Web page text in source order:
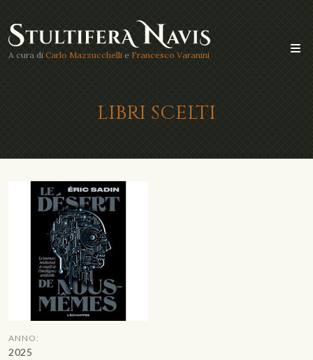
A cura di Carlo Mazzucchelli e Francesco Varanini
LIBRI SCELTI
ANNO:
2025